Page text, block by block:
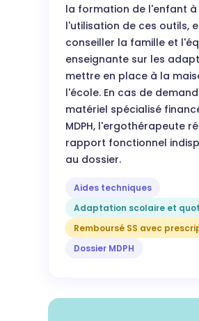
la formation de l'enfant à
l'utilisation de ces outils,
conseiller la famille et
enseignante sur les
mettre en place à la
l'école. En cas de
matériel spécialisé
MDPH, l'ergothérapeute
rapport fonctionnel
au dossier.
Aides techniques
Adaptation scolaire et
Remboursé SS avec
Dossier MDPH